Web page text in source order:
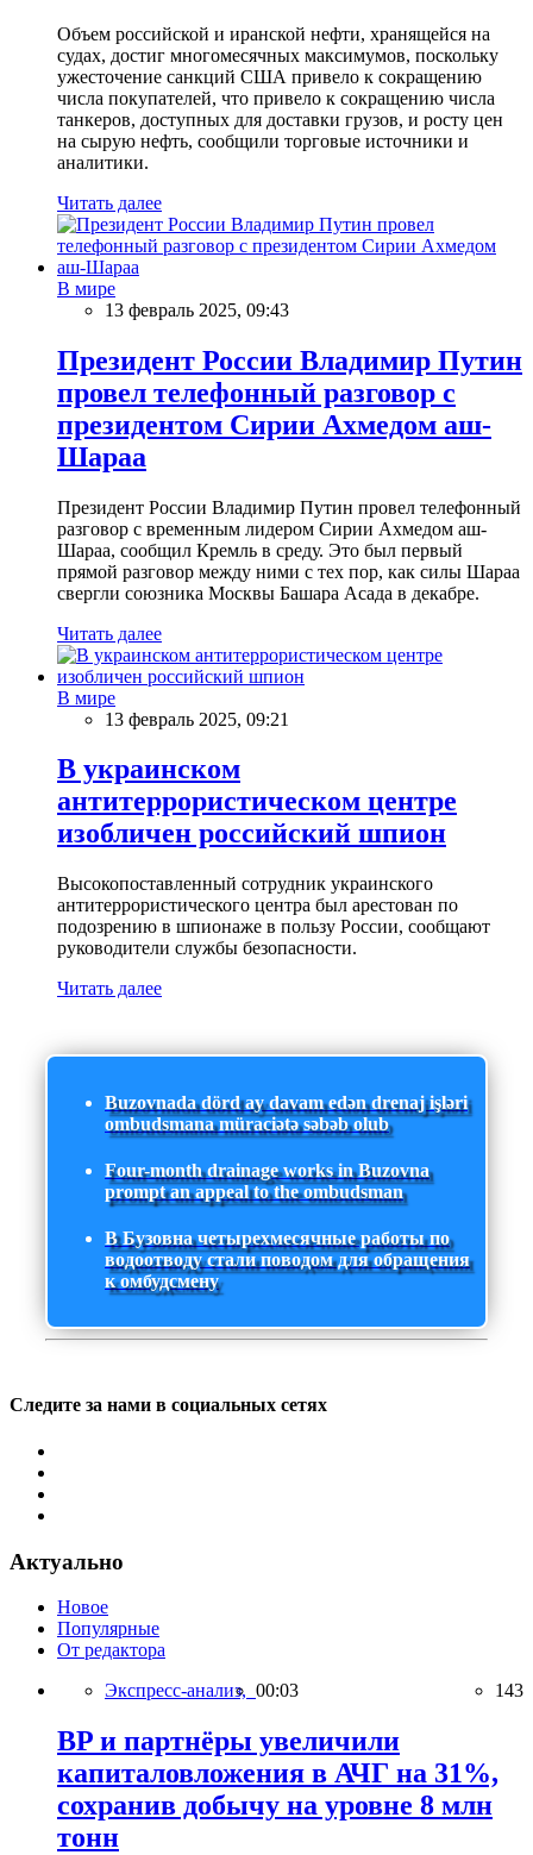
Объем российской и иранской нефти, хранящейся на
судах, достиг многомесячных максимумов, поскольку
ужесточение санкций США привело к сокращению
числа покупателей, что привело к сокращению числа
танкеров, доступных для доставки грузов, и росту цен
на сырую нефть, сообщили торговые источники и
аналитики.
Читать далее
В мире
13 февраль 2025, 09:43
Президент России Владимир Путин
провел телефонный разговор с
президентом Сирии Ахмедом аш-
Шараа
Президент России Владимир Путин провел телефонный
разговор с временным лидером Сирии Ахмедом аш-
Шараа, сообщил Кремль в среду. Это был первый
прямой разговор между ними с тех пор, как силы Шараа
свергли союзника Москвы Башара Асада в декабре.
Читать далее
В мире
13 февраль 2025, 09:21
В украинском
антитеррористическом центре
изобличен российский шпион
Высокопоставленный сотрудник украинского
антитеррористического центра был арестован по
подозрению в шпионаже в пользу России, сообщают
руководители службы безопасности.
Читать далее
Buzovnada dörd ay davam edən drenaj işləri
ombudsmana müraciətə səbəb olub
Four-month drainage works in Buzovna
prompt an appeal to the ombudsman
В Бузовна четырехмесячные работы по
водоотводу стали поводом для обращения
к омбудсмену
Следите за нами в социальных сетях
Актуально
Новое
Популярные
От редактора
Экспресс-анализ, 00:03 143
BP и партнёры увеличили
капиталовложения в АЧГ на 31%,
сохранив добычу на уровне 8 млн
тонн